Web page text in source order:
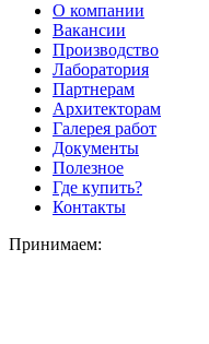
О компании
Вакансии
Производство
Лаборатория
Партнерам
Архитекторам
Галерея работ
Документы
Полезное
Где купить?
Контакты
Принимаем: